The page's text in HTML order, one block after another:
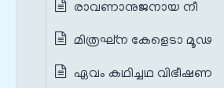
രാവണാനുജനായ നീ
മിത്രഘ്ന കേളെടാ മൂഢ
ഏവം കഥിച്ചഥ വിഭീഷണ